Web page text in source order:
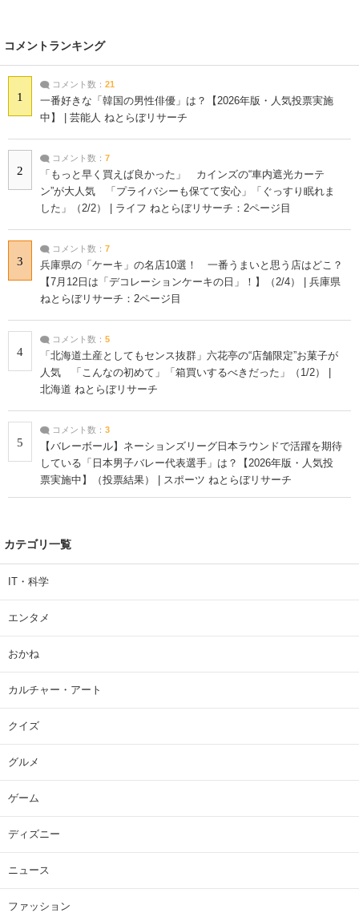
コメントランキング
1
コメント数： 21
一番好きな「韓国の男性俳優」は？【2026年版・人気投票実施
中】 | 芸能人 ねとらぼリサーチ
2
コメント数： 7
「もっと早く買えば良かった」 カインズの“車内遮光カーテ
ン”が大人気 「プライバシーも保てて安心」「ぐっすり眠れま
した」（2/2） | ライフ ねとらぼリサーチ：2ページ目
3
コメント数： 7
兵庫県の「ケーキ」の名店10選！ 一番うまいと思う店はどこ？
【7月12日は「デコレーションケーキの日」！】（2/4） | 兵庫県
ねとらぼリサーチ：2ページ目
4
コメント数： 5
「北海道土産としてもセンス抜群」六花亭の“店舗限定”お菓子が
人気 「こんなの初めて」「箱買いするべきだった」（1/2） |
北海道 ねとらぼリサーチ
5
コメント数： 3
【バレーボール】ネーションズリーグ日本ラウンドで活躍を期待
している「日本男子バレー代表選手」は？【2026年版・人気投
票実施中】（投票結果） | スポーツ ねとらぼリサーチ
カテゴリ一覧
IT・科学
エンタメ
おかね
カルチャー・アート
クイズ
グルメ
ゲーム
ディズニー
ニュース
ファッション